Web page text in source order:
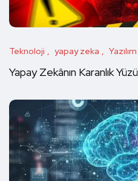
Teknoloji yapay zeka Yazılım
Yapay Zekânın Karanlık Yüzü